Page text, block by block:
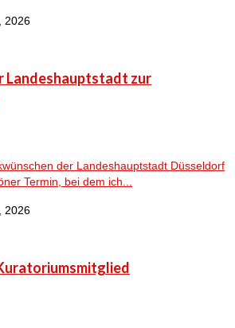
2026
Landeshauptstadt zur
der Landeshauptstadt Düsseldorf
Termin, bei dem ich...
2026